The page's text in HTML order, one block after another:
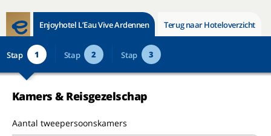
Enjoyhotel L’Eau Vive Ardennen Terug naar Hoteloverzicht
Stap 1 Stap 2 Stap 3
Kamers & Reisgezelschap
Aantal tweepersoonskamers